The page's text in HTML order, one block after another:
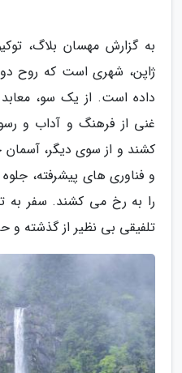
به گزارش مهسان بلاگ،
ژاپن، شهری است که روح دو
داده است. از یک سو،
غنی از فرهنگ و آداب و
کشند و از سوی دیگر،
و فناوری های پیشرفته،
را به رخ می کشند. سفر به
تلفیقی بی نظیر از گذشته و